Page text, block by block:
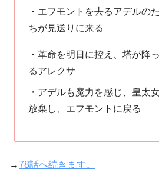
・エフモントを去るアデルの
ちが見送りに来る
・革命を明日に控え、塔が降
るアレクサ
・アデルも魔力を感じ、皇太
放棄し、エフモントに戻る
→78話へ続きます。